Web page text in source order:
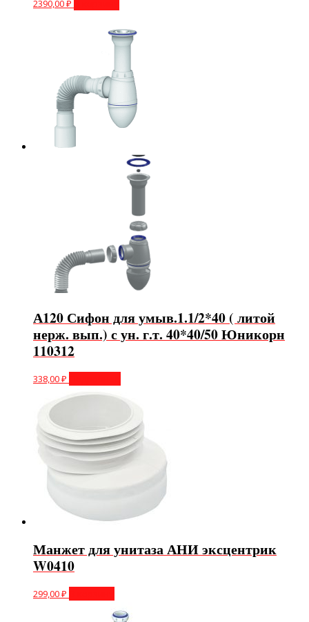
2390,00₽
А120 Сифон для умыв.1.1/2*40 ( литой
нерж. вып.) с ун. г.т. 40*40/50 Юникорн
110312
338,00₽
Манжет для унитаза АНИ эксцентрик
W0410
299,00₽